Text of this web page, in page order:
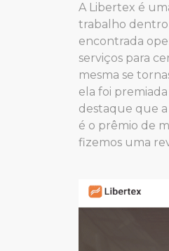
A Libertex é
trabalho dentro
encontrada
serviços para
mesma se
ela foi
destaque que
é o prêmio de
fizemos uma